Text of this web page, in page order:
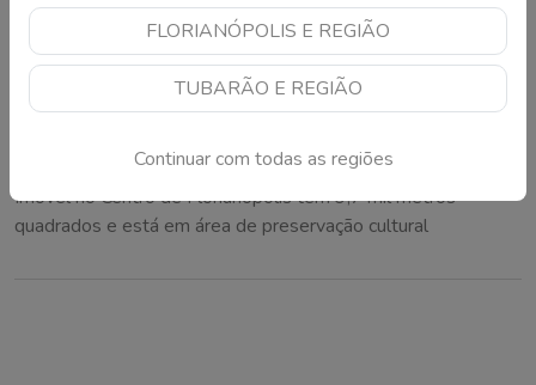
FLORIANÓPOLIS E REGIÃO
TUBARÃO E REGIÃO
Continuar com todas as regiões
destinado ao Arquivo Público na Capital
Imóvel no Centro de Florianópolis tem 9,7 mil metros
quadrados e está em área de preservação cultural